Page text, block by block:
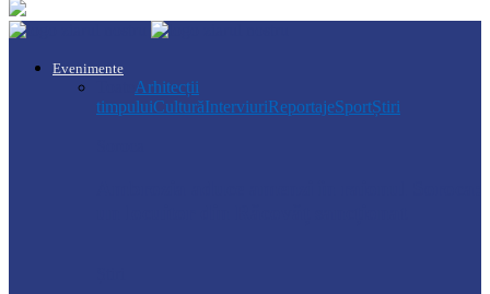
Evenimente
Arhitecții
timpuluiCulturăInterviuriReportajeSportȘtiri